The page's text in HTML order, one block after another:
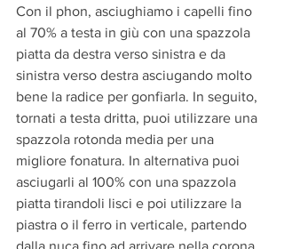
Con il phon, asciughiamo i capelli fino
al 70% a testa in giù con una spazzola
piatta da destra verso sinistra e da
sinistra verso destra asciugando molto
bene la radice per gonfiarla. In seguito,
tornati a testa dritta, puoi utilizzare una
spazzola rotonda media per una
migliore fonatura. In alternativa puoi
asciugarli al 100% con una spazzola
piatta tirandoli lisci e poi utilizzare la
piastra o il ferro in verticale, partendo
dalla nuca fino ad arrivare nella corona